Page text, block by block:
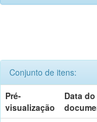
Conjunto de itens:
Pré-
visualização
Data do